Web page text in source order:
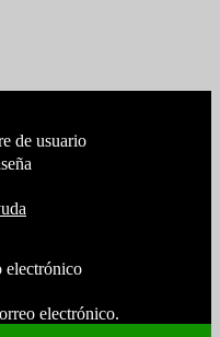
de usuario
electrónico
electrónico.